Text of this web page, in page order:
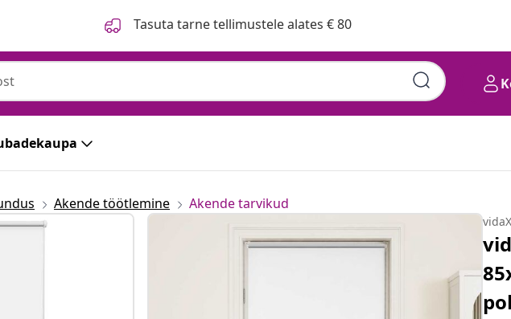
Tasuta tarne tellimustele alates € 80
Akende töötlemine Akende tarvikud